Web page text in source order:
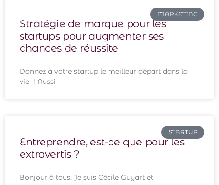
MARKETING
Stratégie de marque pour les
startups pour augmenter ses
chances de réussite
Donnez à votre startup le meilleur départ dans la
vie ! Aussi
STARTUP
Entreprendre, est-ce que pour les
extravertis ?
Bonjour à tous, Je suis Cécile Guyart et